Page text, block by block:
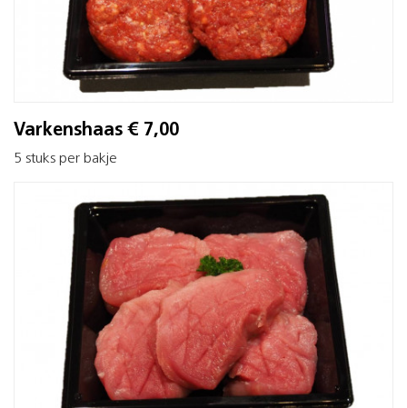
Varkenshaas € 7,00
5 stuks per bakje